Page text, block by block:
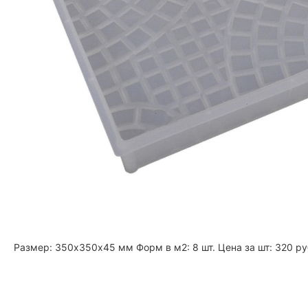
Размер: 350х350х45 мм Форм в м2: 8 шт. Цена за шт: 320